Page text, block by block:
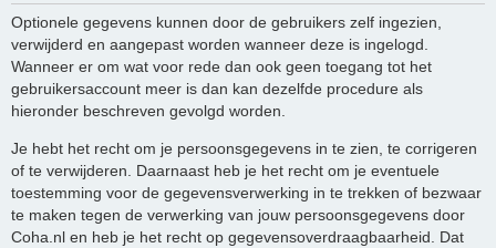
Optionele gegevens kunnen door de gebruikers zelf ingezien,
verwijderd en aangepast worden wanneer deze is ingelogd.
Wanneer er om wat voor rede dan ook geen toegang tot het
gebruikersaccount meer is dan kan dezelfde procedure als
hieronder beschreven gevolgd worden.
Je hebt het recht om je persoonsgegevens in te zien, te corrigeren
of te verwijderen. Daarnaast heb je het recht om je eventuele
toestemming voor de gegevensverwerking in te trekken of bezwaar
te maken tegen de verwerking van jouw persoonsgegevens door
Coha.nl en heb je het recht op gegevensoverdraagbaarheid. Dat